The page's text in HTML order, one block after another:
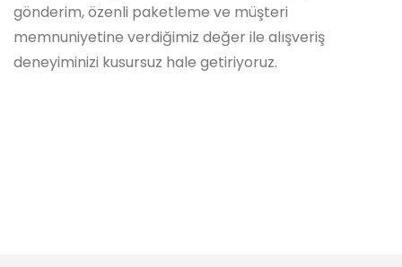
gönderim, özenli paketleme ve müşteri
memnuniyetine verdiğimiz değer ile alışveriş
deneyiminizi kusursuz hale getiriyoruz.